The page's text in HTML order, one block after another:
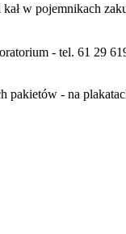
w pojemnikach
- tel. 61 29
pakietów - na